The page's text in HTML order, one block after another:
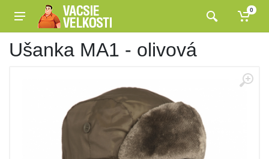
0
Ušanka MA1 - olivová